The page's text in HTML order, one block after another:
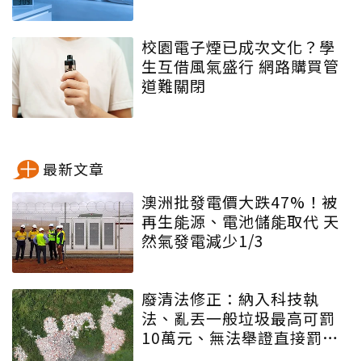
校園電子煙已成次文化？學
生互借風氣盛行 網路購買管
道難關閉
最新文章
澳洲批發電價大跌47%！被
再生能源、電池儲能取代 天
然氣發電減少1/3
廢清法修正：納入科技執
法、亂丟一般垃圾最高可罰
10萬元、無法舉證直接罰車